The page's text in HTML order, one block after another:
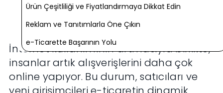
Ürün Çeşitliliği ve Fiyatlandırmaya Dikkat Edin
Reklam ve Tanıtımlarla Öne Çıkın
e-Ticarette Başarının Yolu
İnternet kullanımının artmasıyla birlikte,
insanlar artık alışverişlerini daha çok
online yapıyor. Bu durum, satıcıları ve